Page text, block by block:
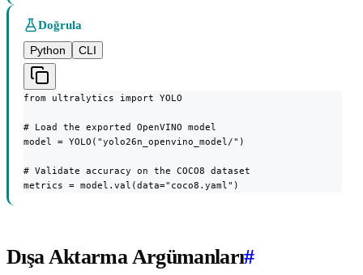
Doğrula
Python
CLI
from ultralytics import YOLO
# Load the exported OpenVINO model
model = YOLO("yolo26n_openvino_model/")
# Validate accuracy on the COCO8 dataset
metrics = model.val(data="coco8.yaml")
Dışa Aktarma Argümanları#